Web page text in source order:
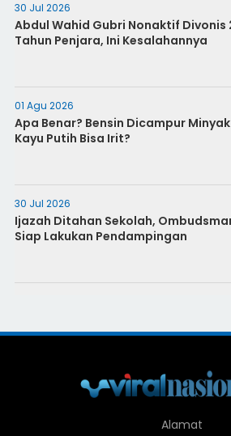
30 Jul 2026
Abdul Wahid Gubri Nonaktif Divonis
Tahun Penjara, Ini Kesalahannya
01 Agu 2026
Apa Benar? Bensin Dicampur Minyak
Kayu Putih Bisa Irit?
30 Jul 2026
Ijazah Ditahan Sekolah,
Siap Lakukan Pendampingan
Alamat